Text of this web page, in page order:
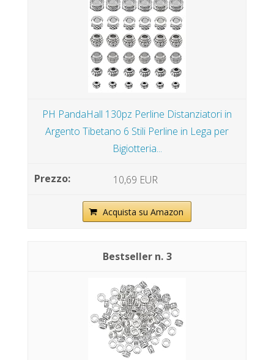
PH PandaHall 130pz Perline Distanziatori in
Argento Tibetano 6 Stili Perline in Lega per
Bigiotteria...
10,69 EUR
Acquista su Amazon
3